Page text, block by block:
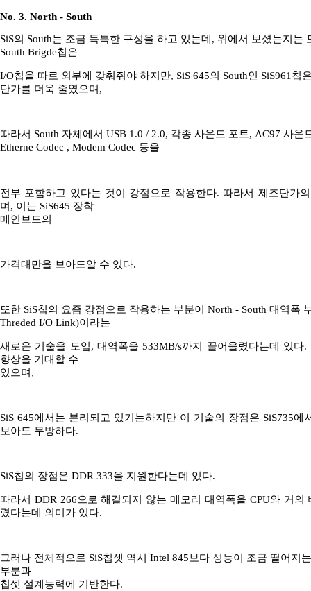
No. 3. North - South
SiS의 South는 조금 독특한 구성을 하고 있는데, 위에서 보셨는지는
South Brigde칩은
I/O칩을 따로 외부에 갖춰줘야 하지만, SiS 645의 South인 SiS961칩
단가를 더욱 줄였으며,
따라서 South 자체에서 USB 1.0 / 2.0, 각종 사운드 포트, AC97 사운
Etherne Codec , Modem Codec 등을
전부 포함하고 있다는 것이 강점으로 작용한다. 따라서 제조단가
며, 이는 SiS645 장착
메인보드의
가격대만을 보아도알 수 있다.
또한 SiS칩의 요즘 강점으로 작용하는 부분이 North - South 대역폭
Threded I/O Link)이라는
새로운 기술을 도입, 대역폭을 533MB/s까지 끌어올렸다는데 있다
향상을 기대할 수
있으며,
SiS 645에서는 분리되고 있기는하지만 이 기술의 장점은 SiS735에
보아도 무방하다.
SiS칩의 장점은 DDR 333을 지원한다는데 있다.
따라서 DDR 266으로 해결되지 않는 메모리 대역폭을 CPU와 거의
렸다는데 의미가 있다.
그러나 전체적으로 SiS칩셋 역시 Intel 845보다 성능이 조금 떨어지
부분과
칩셋 설계능력에 기반한다.